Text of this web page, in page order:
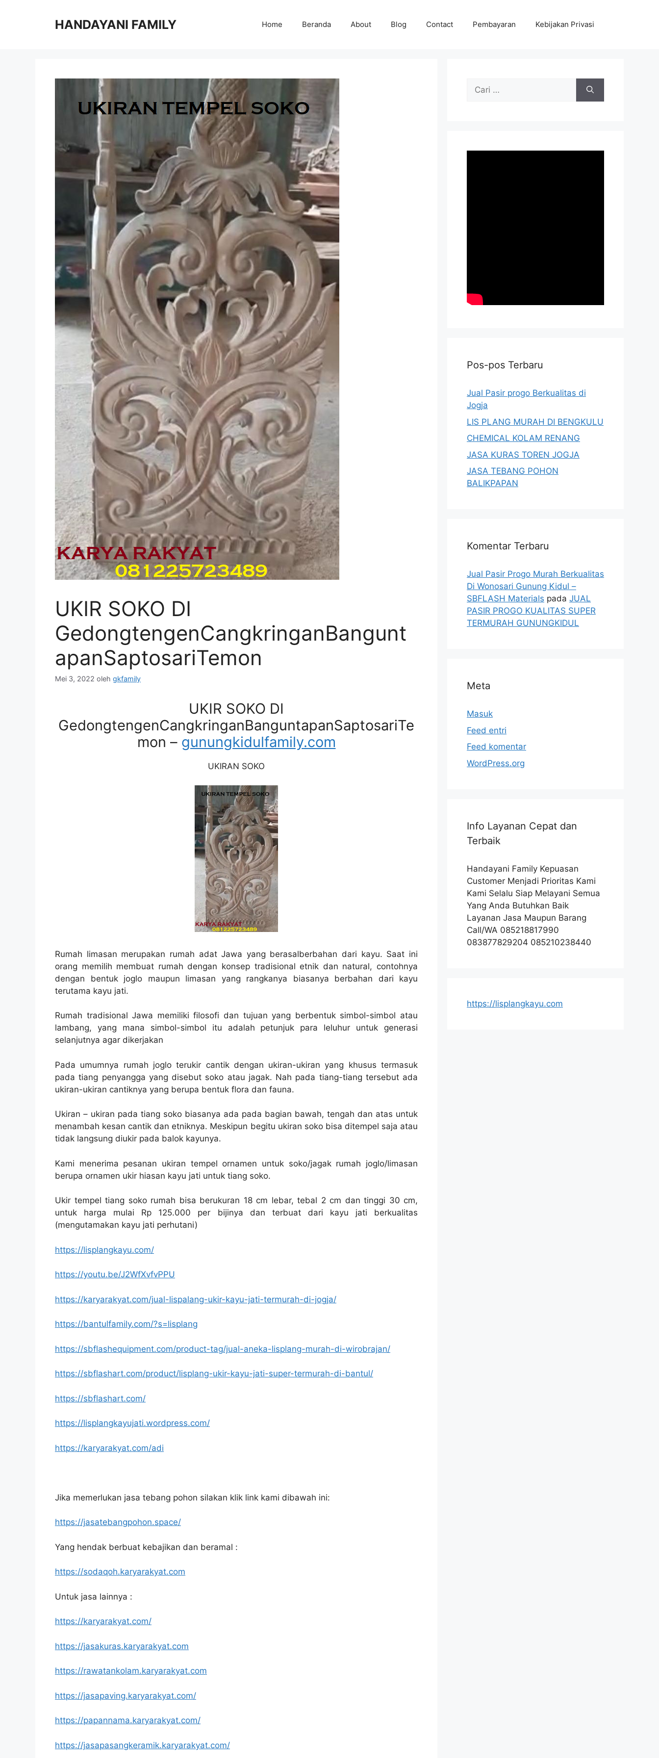
HANDAYANI FAMILY Home Beranda About Blog Contact Pembayaran Kebijakan Privasi
UKIR SOKO DI
GedongtengenCangkringanBangunt
apanSaptosariTemon
Mei 3, 2022 oleh gkfamily
UKIR SOKO DI
GedongtengenCangkringanBanguntapanSaptosariTe
mon – gunungkidulfamily.com
UKIRAN SOKO
Rumah limasan merupakan rumah adat Jawa yang berasalberbahan dari kayu. Saat ini
orang memilih membuat rumah dengan konsep tradisional etnik dan natural, contohnya
dengan bentuk joglo maupun limasan yang rangkanya biasanya berbahan dari kayu
terutama kayu jati.
Rumah tradisional Jawa memiliki filosofi dan tujuan yang berbentuk simbol-simbol atau
lambang, yang mana simbol-simbol itu adalah petunjuk para leluhur untuk generasi
selanjutnya agar dikerjakan
Pada umumnya rumah joglo terukir cantik dengan ukiran-ukiran yang khusus termasuk
pada tiang penyangga yang disebut soko atau jagak. Nah pada tiang-tiang tersebut ada
ukiran-ukiran cantiknya yang berupa bentuk flora dan fauna.
Ukiran – ukiran pada tiang soko biasanya ada pada bagian bawah, tengah dan atas untuk
menambah kesan cantik dan etniknya. Meskipun begitu ukiran soko bisa ditempel saja atau
tidak langsung diukir pada balok kayunya.
Kami menerima pesanan ukiran tempel ornamen untuk soko/jagak rumah joglo/limasan
berupa ornamen ukir hiasan kayu jati untuk tiang soko.
Ukir tempel tiang soko rumah bisa berukuran 18 cm lebar, tebal 2 cm dan tinggi 30 cm,
untuk harga mulai Rp 125.000 per bijinya dan terbuat dari kayu jati berkualitas
(mengutamakan kayu jati perhutani)
https://lisplangkayu.com/
https://youtu.be/J2WfXvfvPPU
https://karyarakyat.com/jual-lispalang-ukir-kayu-jati-termurah-di-jogja/
https://bantulfamily.com/?s=lisplang
https://sbflashequipment.com/product-tag/jual-aneka-lisplang-murah-di-wirobrajan/
https://sbflashart.com/product/lisplang-ukir-kayu-jati-super-termurah-di-bantul/
https://sbflashart.com/
https://lisplangkayujati.wordpress.com/
https://karyarakyat.com/adi
Jika memerlukan jasa tebang pohon silakan klik link kami dibawah ini:
https://jasatebangpohon.space/
Yang hendak berbuat kebajikan dan beramal :
https://sodaqoh.karyarakyat.com
Untuk jasa lainnya :
https://karyarakyat.com/
https://jasakuras.karyarakyat.com
https://rawatankolam.karyarakyat.com
https://jasapaving.karyarakyat.com/
https://papannama.karyarakyat.com/
https://jasapasangkeramik.karyarakyat.com/
Cari
Pos-pos Terbaru
Jual Pasir progo Berkualitas di
Jogja
LIS PLANG MURAH DI BENGKULU
CHEMICAL KOLAM RENANG
JASA KURAS TOREN JOGJA
JASA TEBANG POHON
BALIKPAPAN
Komentar Terbaru
Jual Pasir Progo Murah Berkualitas
Di Wonosari Gunung Kidul –
SBFLASH Materials pada JUAL
PASIR PROGO KUALITAS SUPER
TERMURAH GUNUNGKIDUL
Meta
Masuk
Feed entri
Feed komentar
WordPress.org
Info Layanan Cepat dan
Terbaik
Handayani Family Kepuasan
Customer Menjadi Prioritas Kami
Kami Selalu Siap Melayani Semua
Yang Anda Butuhkan Baik
Layanan Jasa Maupun Barang
Call/WA 085218817990
083877829204 085210238440
https://lisplangkayu.com